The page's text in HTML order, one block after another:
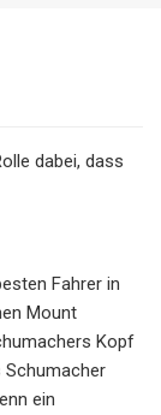
dabei, dass
Fahrer in
Mount
Kopf
Schumacher
ein